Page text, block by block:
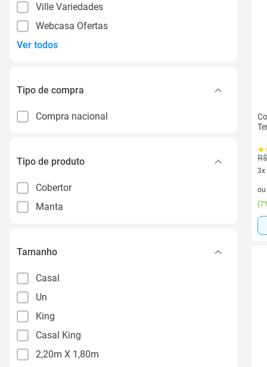
Ville Variedades
Webcasa Ofertas
Ver todos
Tipo de compra
Compra nacional
Tipo de produto
Cobertor
Manta
Tamanho
Casal
Un
King
Casal King
2,20m X 1,80m
3x
3
ou
(